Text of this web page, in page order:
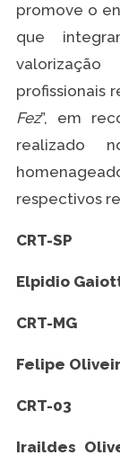
promove o
que
profissionais
Fez”, em
realizado
respectivos
CRT-SP
Elpidio
CRT-MG
Felipe
CRT-03
Iraildes